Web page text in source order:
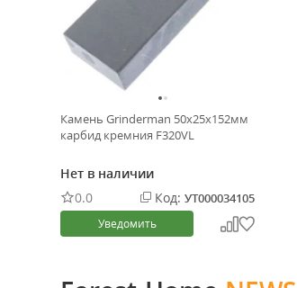
Камень Grinderman 50х25х152мм
карбид кремния F320VL
Нет в наличии
0.0
Код: УТ000034105
Уведомить